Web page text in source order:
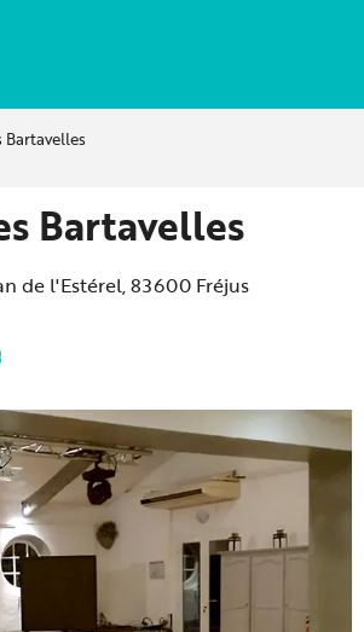
Bartavelles
Bartavelles
de l'Estérel, 83600 Fréjus
aux favoris